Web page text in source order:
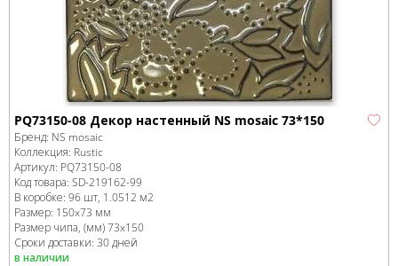
PQ73150-08 Декор настенный NS mosaic 73*150
Бренд: NS mosaic
Коллекция: Rustic
Артикул: PQ73150-08
Код товара: SD-219162-99
В коробке: 96 шт, 1.0512 м2
Размер: 150x73 мм
Размер чипа, (мм)73x150
Сроки доставки: 30 дней
в наличии